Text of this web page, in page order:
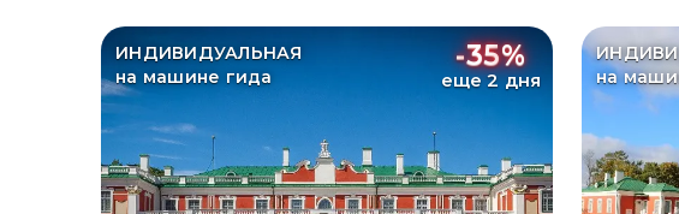
ИНДИВИДУАЛЬНАЯ
на машине гида
-35%
еще 2 дня
на